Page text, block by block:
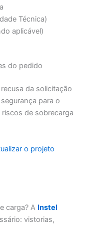
Técnica)
aplicável)
do pedido
da solicitação
para o
de sobrecarga
o projeto
carga? A Instel
vistorias,